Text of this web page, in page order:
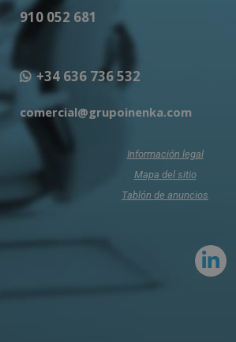
910 052 681
+34 636 736 532
comercial@grupoinenka.com
Información legal
Mapa del sitio
Tablón de anuncios